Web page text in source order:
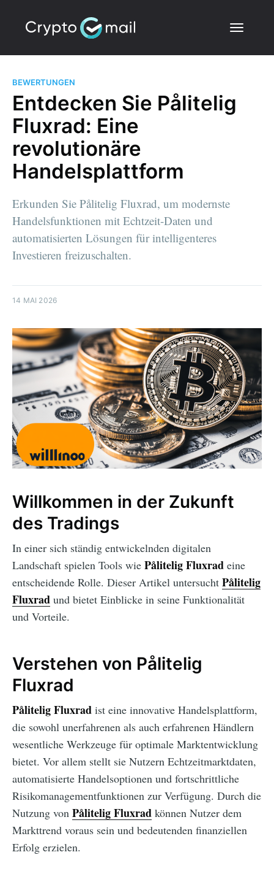
BEWERTUNGEN
Entdecken Sie Pålitelig
Fluxrad: Eine
revolutionäre
Handelsplattform
Erkunden Sie Pålitelig Fluxrad, um modernste
Handelsfunktionen mit Echtzeit-Daten und
automatisierten Lösungen für intelligenteres
Investieren freizuschalten.
14 MAI 2026
Willkommen in der Zukunft
des Tradings
In einer sich ständig entwickelnden digitalen
Landschaft spielen Tools wie Pålitelig Fluxrad eine
entscheidende Rolle. Dieser Artikel untersucht Pålitelig
Fluxrad und bietet Einblicke in seine Funktionalität
und Vorteile.
Verstehen von Pålitelig
Fluxrad
Pålitelig Fluxrad ist eine innovative Handelsplattform,
die sowohl unerfahrenen als auch erfahrenen Händlern
wesentliche Werkzeuge für optimale Marktentwicklung
bietet. Vor allem stellt sie Nutzern Echtzeitmarktdaten,
automatisierte Handelsoptionen und fortschrittliche
Risikomanagementfunktionen zur Verfügung. Durch die
Nutzung von Pålitelig Fluxrad können Nutzer dem
Markttrend voraus sein und bedeutenden finanziellen
Erfolg erzielen.